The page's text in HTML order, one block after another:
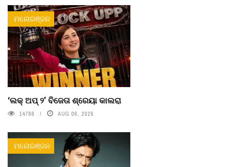
ମନୋରଞ୍ଜନ
‘ଲକ୍ ଅପ୍ ୨’ ବିଜେତା ଶ୍ରେୟା କାଲରା
14788 AUG 06, 2026
ମନୋରଞ୍ଜନ